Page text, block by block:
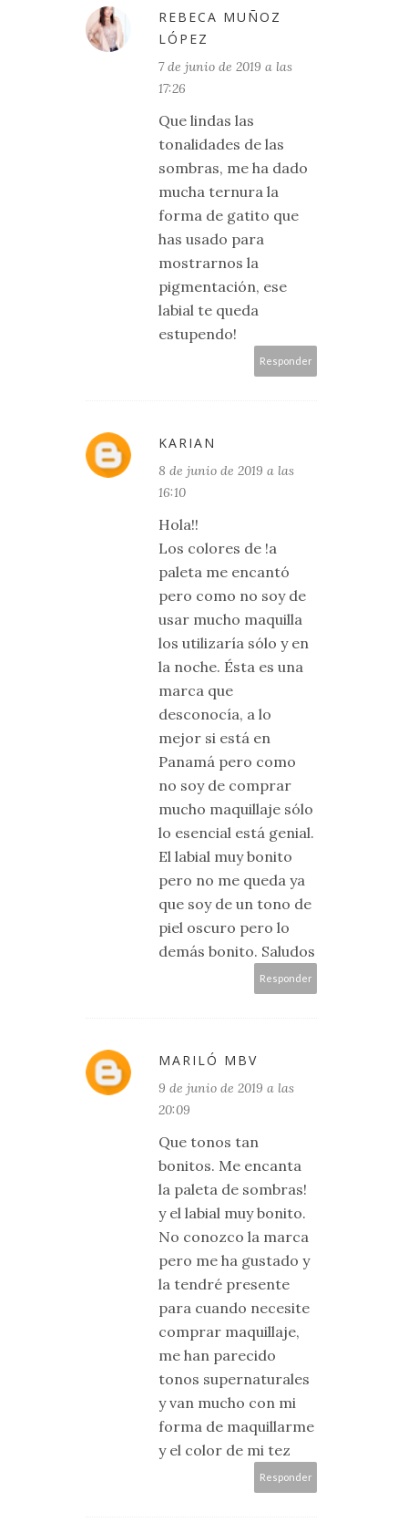
REBECA MUÑOZ
LÓPEZ
7 de junio de 2019 a las
17:26
Que lindas las
tonalidades de las
sombras, me ha dado
mucha ternura la
forma de gatito que
has usado para
mostrarnos la
pigmentación, ese
labial te queda
estupendo!
Responder
KARIAN
8 de junio de 2019 a las
16:10
Hola!!
Los colores de !a
paleta me encantó
pero como no soy de
usar mucho maquilla
los utilizaría sólo y en
la noche. Ésta es una
marca que
desconocía, a lo
mejor si está en
Panamá pero como
no soy de comprar
mucho maquillaje sólo
lo esencial está genial.
El labial muy bonito
pero no me queda ya
que soy de un tono de
piel oscuro pero lo
demás bonito. Saludos
Responder
MARILÓ MBV
9 de junio de 2019 a las
20:09
Que tonos tan
bonitos. Me encanta
la paleta de sombras!
y el labial muy bonito.
No conozco la marca
pero me ha gustado y
la tendré presente
para cuando necesite
comprar maquillaje,
me han parecido
tonos supernaturales
y van mucho con mi
forma de maquillarme
y el color de mi tez
Responder